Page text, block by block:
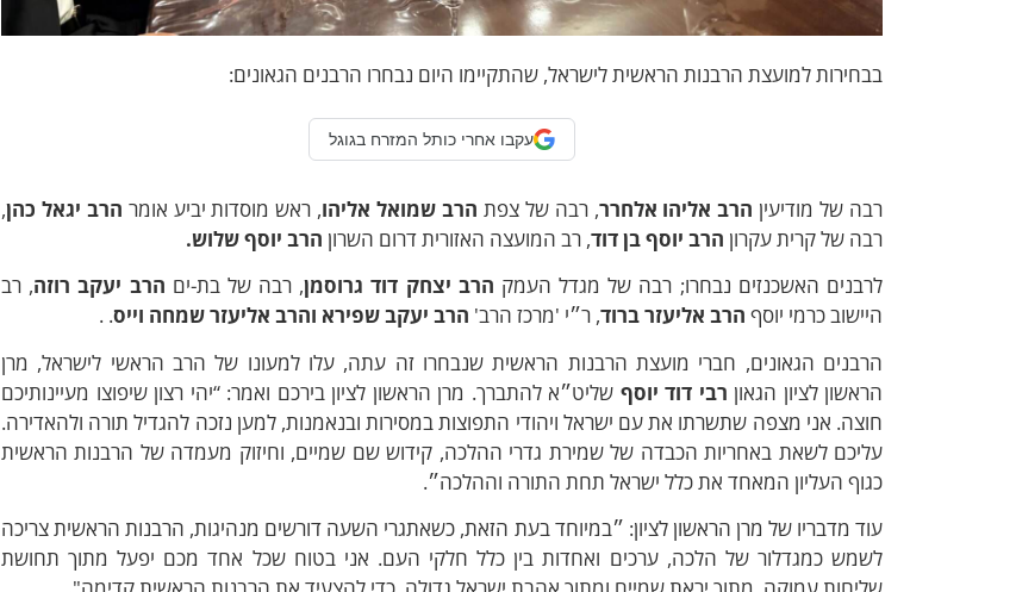
בבחירות למועצת הרבנות הראשית לישראל, שהתקיימו היום נבחרו הרבנים הגאונים:
עקבו אחרי כותל המזרח בגוגל
רבה של מודיעין הרב אליהו אלחרר, רבה של צפת הרב שמואל אליהו, ראש מוסדות יביע אומר הרב יגאל כהן,
רבה של קרית עקרון הרב יוסף בן דוד, רב המועצה האזורית דרום השרון הרב יוסף שלוש.
לרבנים האשכנזים נבחרו; רבה של מגדל העמק הרב יצחק דוד גרוסמן, רבה של בת-ים הרב יעקב רוזה, רב
היישוב כרמי יוסף הרב אליעזר ברוד, ר״י 'מרכז הרב' הרב יעקב שפירא והרב אליעזר שמחה וייס. .
הרבנים הגאונים, חברי מועצת הרבנות הראשית שנבחרו זה עתה, עלו למעונו של הרב הראשי לישראל, מרן
הראשון לציון הגאון רבי דוד יוסף שליט״א להתברך. מרן הראשון לציון בירכם ואמר: “יהי רצון שיפוצו מעיינותיכם
חוצה. אני מצפה שתשרתו את עם ישראל ויהודי התפוצות במסירות ובנאמנות, למען נזכה להגדיל תורה ולהאדירה.
עליכם לשאת באחריות הכבדה של שמירת גדרי ההלכה, קידוש שם שמיים, וחיזוק מעמדה של הרבנות הראשית
כגוף העליון המאחד את כלל ישראל תחת התורה וההלכה״.
עוד מדבריו של מרן הראשון לציון: ״במיוחד בעת הזאת, כשאתגרי השעה דורשים מנהיגות, הרבנות הראשית צריכה
לשמש כמגדלור של הלכה, ערכים ואחדות בין כלל חלקי העם. אני בטוח שכל אחד מכם יפעל מתוך תחושת